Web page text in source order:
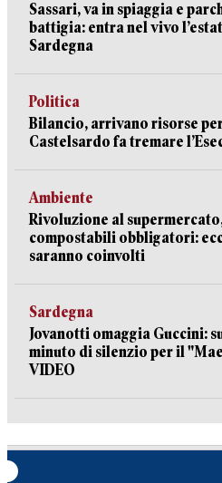
Sassari, va in spiaggia e
battigia: entra nel vivo
Sardegna
Politica
Bilancio, arrivano risorse
Castelsardo fa tremare
Ambiente
Rivoluzione al
compostabili obbligatori:
saranno coinvolti
Sardegna
Jovanotti omaggia Guccini:
minuto di silenzio per il
VIDEO